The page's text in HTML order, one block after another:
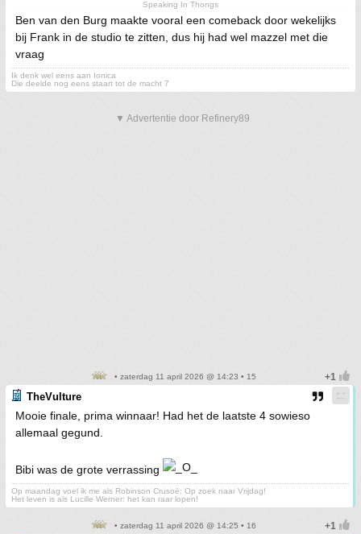
Speaking In Thongs
Ben van den Burg maakte vooral een comeback door wekelijks
bij Frank in de studio te zitten, dus hij had wel mazzel met die
vraag
Ik denk wel eens aan Ionica
Die deelde nog eens staart tot de macht 7
▼ Advertentie door Refinery89
• zaterdag 11 april 2026 @ 14:23 • 15
TheVulture
Mooie finale, prima winnaar! Had het de laatste 4 sowieso
allemaal gegund.
Bibi was de grote verrassing
Op maandag voel ik me als Robinson Crusoë: Op zoek naar Vrijdag!
Het leven is als Lucille Werner: het kan raar lopen!
• zaterdag 11 april 2026 @ 14:25 • 16